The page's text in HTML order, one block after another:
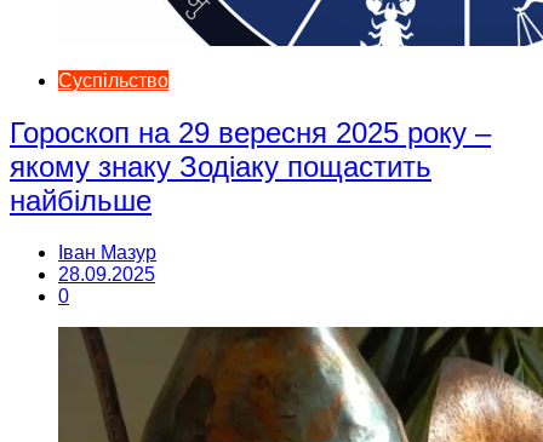
Суспільство
Гороскоп на 29 вересня 2025 року –
якому знаку Зодіаку пощастить
найбільше
Іван Мазур
28.09.2025
0